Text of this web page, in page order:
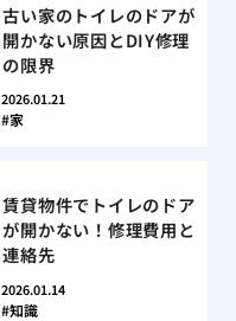
古い家のトイレのドアが
開かない原因とDIY修理
の限界
2026.01.21
家
賃貸物件でトイレのドア
が開かない！修理費用と
連絡先
2026.01.14
知識